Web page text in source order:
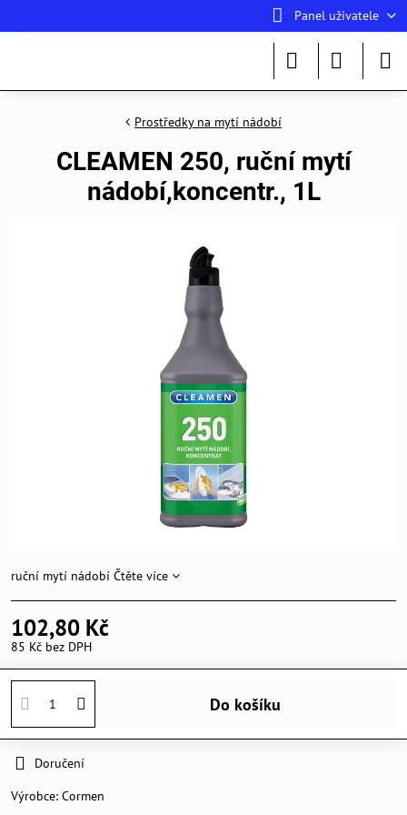
Panel uživatele
Prostředky na mytí nádobí
CLEAMEN 250, ruční mytí
nádobí,koncentr., 1L
ruční mytí nádobí Čtěte více
102,80 Kč
85 Kč bez DPH
Do košíku
Doručení
Výrobce: Cormen